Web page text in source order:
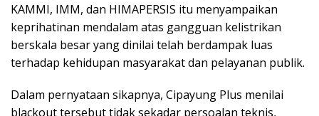
KAMMI, IMM, dan HIMAPERSIS itu menyampaikan
keprihatinan mendalam atas gangguan kelistrikan
berskala besar yang dinilai telah berdampak luas
terhadap kehidupan masyarakat dan pelayanan publik.
Dalam pernyataan sikapnya, Cipayung Plus menilai
blackout tersebut tidak sekadar persoalan teknis,